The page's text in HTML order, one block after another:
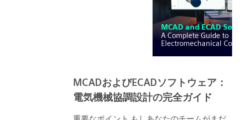
MCADおよびECADソフトウェア：
電気機械協調設計の完全ガイド